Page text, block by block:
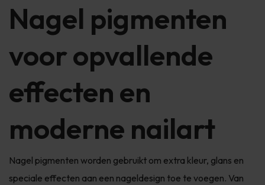
Nagel pigmenten
voor opvallende
effecten en
moderne nailart
Nagel pigmenten worden gebruikt om extra kleur, glans en
speciale effecten aan een nageldesign toe te voegen. Van